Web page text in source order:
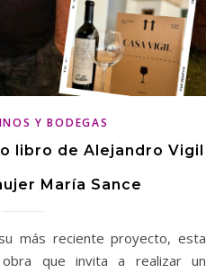
Y BODEGAS
libro de Alejandro Vigil
María Sance
que invita a realizar un